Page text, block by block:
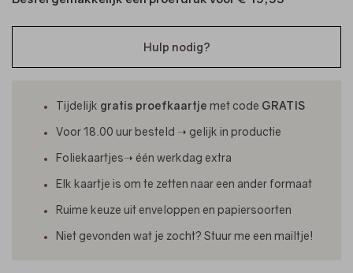
Hulp nodig?
Tijdelijk gratis proefkaartje met code GRATIS
Voor 18.00 uur besteld ➝ gelijk in productie
Foliekaartjes➝ één werkdag extra
Elk kaartje is om te zetten naar een ander formaat
Ruime keuze uit enveloppen en papiersoorten
Niet gevonden wat je zocht? Stuur me een mailtje!